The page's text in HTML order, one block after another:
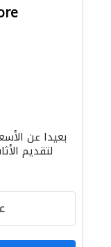
بعيدا عن
لتقديم